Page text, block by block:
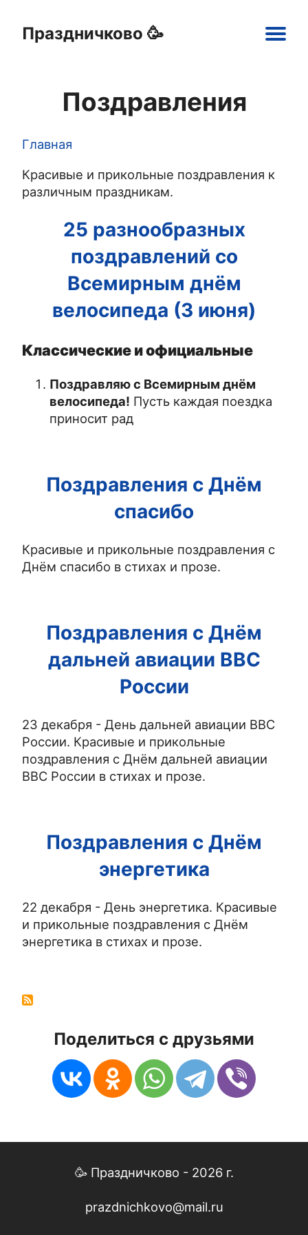
Праздничково 🥳
navigation
Открытки
Картинки
Шаблоны
Праздники
Поздравления
Строка
навигации
Главная
Красивые и прикольные поздравления к
различным праздникам.
25 разнообразных
поздравлений со
Всемирным днём
велосипеда (3 июня)
Классические и официальные
Поздравляю с Всемирным днём
велосипеда! Пусть каждая поездка
приносит рад
Поздравления с Днём
спасибо
Красивые и прикольные поздравления с
Днём спасибо в стихах и прозе.
Поздравления с Днём
дальней авиации ВВС
России
23 декабря - День дальней авиации ВВС
России. Красивые и прикольные
поздравления с Днём дальней авиации
ВВС России в стихах и прозе.
Поздравления с Днём
энергетика
22 декабря - День энергетика. Красивые
и прикольные поздравления с Днём
энергетика в стихах и прозе.
Поделиться с друзьями
🥳 Праздничково - 2026 г.
prazdnichkovo@mail.ru